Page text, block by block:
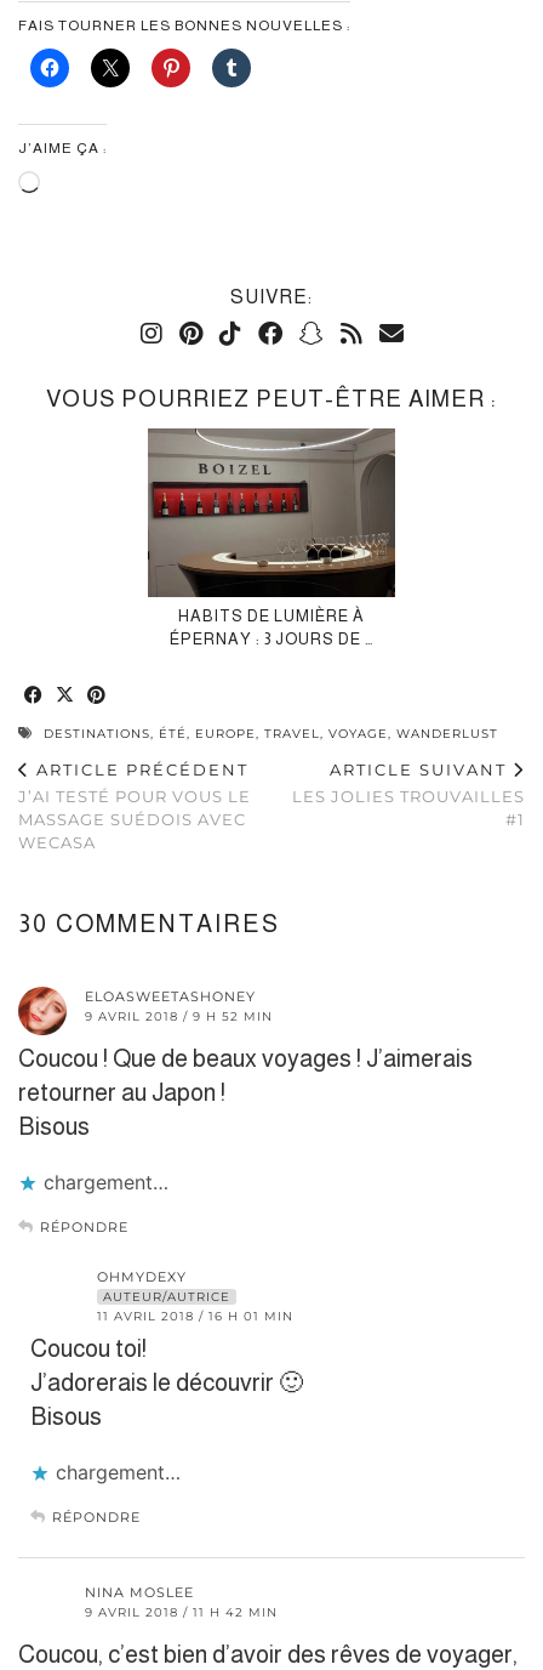
FAIS TOURNER LES BONNES NOUVELLES :
J’AIME ÇA :
Chargement…
SUIVRE:
VOUS POURRIEZ PEUT-ÊTRE AIMER :
HABITS DE LUMIÈRE À
ÉPERNAY : 3 JOURS DE …
DESTINATIONS, ÉTÉ, EUROPE, TRAVEL, VOYAGE, WANDERLUST
ARTICLE PRÉCÉDENT
J’AI TESTÉ POUR VOUS LE
MASSAGE SUÉDOIS AVEC
WECASA
ARTICLE SUIVANT
LES JOLIES TROUVAILLES
#1
30 COMMENTAIRES
ELOASWEETASHONEY
9 AVRIL 2018 / 9 H 52 MIN
Coucou ! Que de beaux voyages ! J’aimerais
retourner au Japon !
Bisous
chargement…
RÉPONDRE
OHMYDEXY
AUTEUR/AUTRICE
11 AVRIL 2018 / 16 H 01 MIN
Coucou toi!
J’adorerais le découvrir 🙂
Bisous
chargement…
RÉPONDRE
NINA MOSLEE
9 AVRIL 2018 / 11 H 42 MIN
Coucou, c’est bien d’avoir des rêves de voyager,